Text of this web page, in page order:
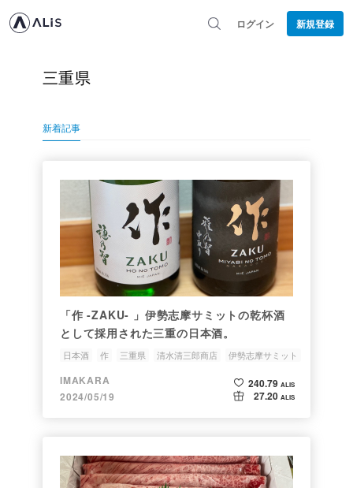
ログイン 新規登録
三重県
新着記事
「作 -ZAKU- 」伊勢志摩サミットの乾杯酒
として採用された三重の日本酒。
日本酒 作 三重県 清水清三郎商店 伊勢志摩サミット
IMAKARA
2024/05/19
240.79 ALIS
27.20 ALIS